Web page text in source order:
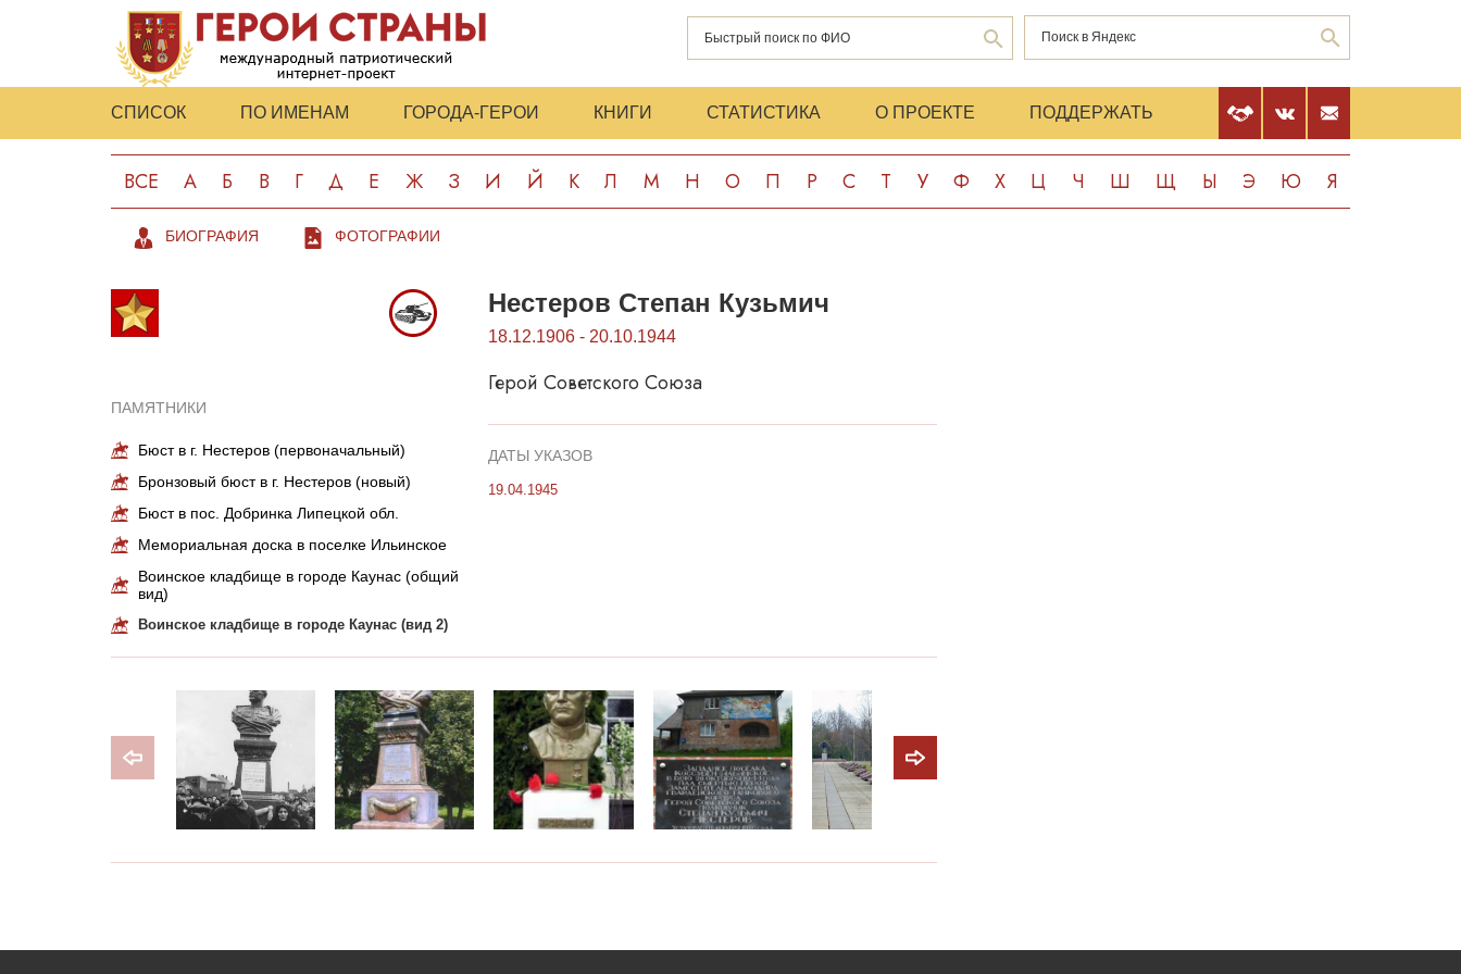
СПИСОК ПО ИМЕНАМ ГОРОДА-ГЕРОИ КНИГИ СТАТИСТИКА О ПРОЕКТЕ ПОДДЕРЖАТЬ
ВСЕ А Б В Г Д Е Ж З И Й К Л М Н О П Р С Т У Ф Х Ц Ч Ш Щ Ы Э Ю Я
БИОГРАФИЯ ФОТОГРАФИИ
ПАМЯТНИКИ
Бюст в г. Нестеров (первоначальный)
Бронзовый бюст в г. Нестеров (новый)
Бюст в пос. Добринка Липецкой обл.
Мемориальная доска в поселке Ильинское
Воинское кладбище в городе Каунас (общий
вид)
Воинское кладбище в городе Каунас (вид 2)
Нестеров Степан Кузьмич
18.12.1906 - 20.10.1944
Герой Советского Союза
ДАТЫ УКАЗОВ
19.04.1945